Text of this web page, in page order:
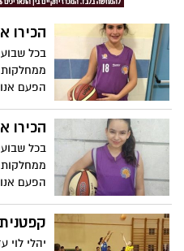
הכירו
בכל
ממחלקות
הפעם
עצמה,
הכירו
בכל
ממחלקות
הפעם
החלום
לטופ של
יהלי לוי